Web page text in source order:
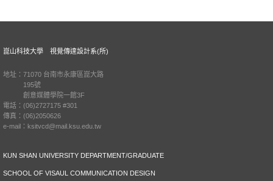
崑山科技大學 視覺傳達設計系(所)
地址：71070 台南市永康區崑大路
195號
創意媒體學院一館3F
電話：(06)2727175 #301
傳真：(06)2050626
e-mail：ksitvcd@mail.ksu.edu.tw
KUN SHAN UNIVERSITY DEPARTMENT/GRADUATE
SCHOOL OF VISAUL COMMUNICATION DESIGN